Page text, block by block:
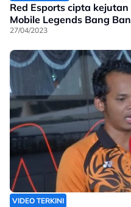
Red Esports cipta
Mobile Legends Bang
27/04/2023
VIDEO TERKINI